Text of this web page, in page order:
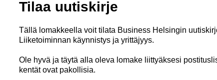
Tilaa uutiskirje
Tällä lomakkeella voit tilata Business Helsingin
Liiketoiminnan käynnistys ja yrittäjyys.
Ole hyvä ja täytä alla oleva lomake liittyäksesi
kentät ovat pakollisia.